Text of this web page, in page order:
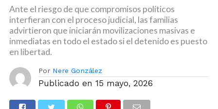
Ante el riesgo de que compromisos políticos
interfieran con el proceso judicial, las familias
advirtieron que iniciarán movilizaciones masivas e
inmediatas en todo el estado si el detenido es puesto
en libertad.
Por Nere González
Publicado en 15 mayo, 2026